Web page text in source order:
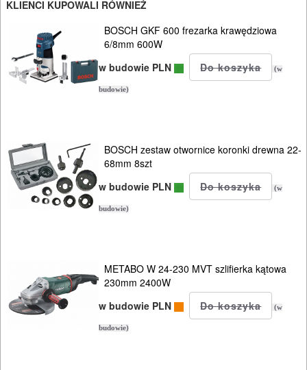
NARZĘDZIA
PILARKI-
KOSIARKI-
KOSY
MYJKI
Elektryczne
Spalinowe
Akumulatorowe
Wyposażenie
KLIENCI KUPOWALI RÓWNIEŻ
BOSCH GKF 600 frezarka krawędziowa
6/8mm 600W
w budowie PLN
(w
budowie)
BOSCH zestaw otwornice koronki drewna 22-
68mm 8szt
w budowie PLN
(w
budowie)
METABO W 24-230 MVT szlifierka kątowa
230mm 2400W
w budowie PLN
(w
budowie)